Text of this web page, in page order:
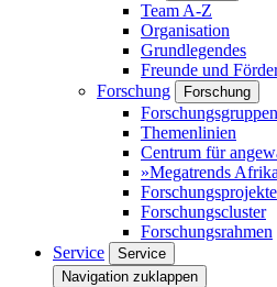
Team A-Z
Organisation
Grundlegendes
Freunde und
Forschung
Forschung
Forschungsgruppen
Themenlinien
Centrum für
»Megatrends
Forschungsprojekte
Forschungscluster
Forschungsrahmen
Service
Service
Navigation zuklappen